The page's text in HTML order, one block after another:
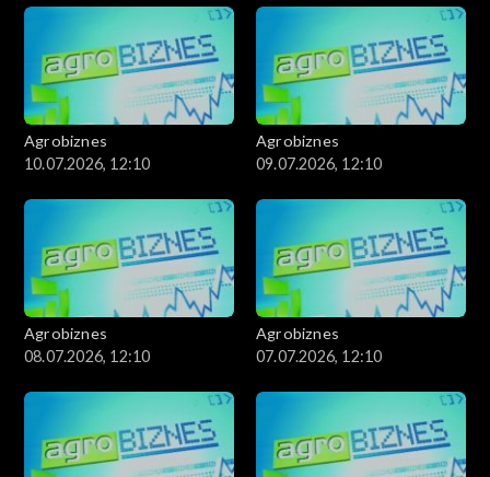
Agrobiznes
10.07.2026, 12:10
Agrobiznes
09.07.2026, 12:10
Agrobiznes
08.07.2026, 12:10
Agrobiznes
07.07.2026, 12:10